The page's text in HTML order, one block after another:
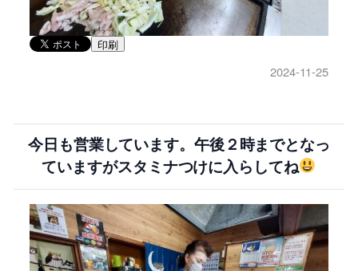
印刷
2024-11-25
今日も営業しています。午後２時までとなっ
ていますがスタミナつけに入らしてね